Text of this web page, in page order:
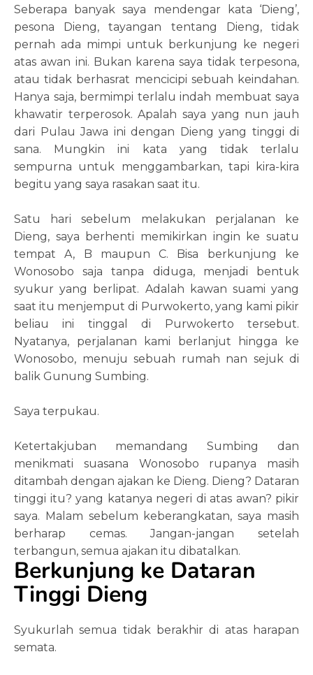
Seberapa banyak saya mendengar kata ‘Dieng’,
pesona Dieng, tayangan tentang Dieng, tidak
pernah ada mimpi untuk berkunjung ke negeri
atas awan ini. Bukan karena saya tidak terpesona,
atau tidak berhasrat mencicipi sebuah keindahan.
Hanya saja, bermimpi terlalu indah membuat saya
khawatir terperosok. Apalah saya yang nun jauh
dari Pulau Jawa ini dengan Dieng yang tinggi di
sana. Mungkin ini kata yang tidak terlalu
sempurna untuk menggambarkan, tapi kira-kira
begitu yang saya rasakan saat itu.
Satu hari sebelum melakukan perjalanan ke
Dieng, saya berhenti memikirkan ingin ke suatu
tempat A, B maupun C. Bisa berkunjung ke
Wonosobo saja tanpa diduga, menjadi bentuk
syukur yang berlipat. Adalah kawan suami yang
saat itu menjemput di Purwokerto, yang kami pikir
beliau ini tinggal di Purwokerto tersebut.
Nyatanya, perjalanan kami berlanjut hingga ke
Wonosobo, menuju sebuah rumah nan sejuk di
balik Gunung Sumbing.
Saya terpukau.
Ketertakjuban memandang Sumbing dan
menikmati suasana Wonosobo rupanya masih
ditambah dengan ajakan ke Dieng. Dieng? Dataran
tinggi itu? yang katanya negeri di atas awan? pikir
saya. Malam sebelum keberangkatan, saya masih
berharap cemas. Jangan-jangan setelah
terbangun, semua ajakan itu dibatalkan.
Berkunjung ke Dataran
Tinggi Dieng
Syukurlah semua tidak berakhir di atas harapan
semata.